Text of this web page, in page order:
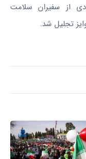
از سفیران سلامت
تجلیل شد.